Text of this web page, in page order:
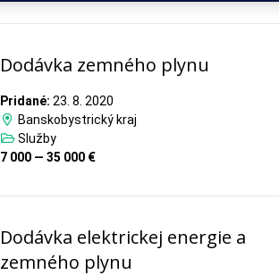
Dodávka zemného plynu
Pridané: 23. 8. 2020
Banskobystrický kraj
Služby
7 000 — 35 000 €
Dodávka elektrickej energie a
zemného plynu